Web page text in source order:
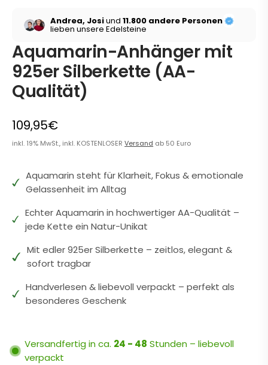
Andrea, Josiund11.800 andere Personen
lieben unsere Edelsteine
Aquamarin-Anhänger mit
925er Silberkette (AA-
Qualität)
109,95€
inkl. 19% MwSt., inkl. KOSTENLOSERVersand ab 50 Euro
Aquamarin steht für Klarheit, Fokus & emotionale
Gelassenheit im Alltag
Echter Aquamarin in hochwertiger AA-Qualität –
jede Kette ein Natur-Unikat
Mit edler 925er Silberkette – zeitlos, elegant &
sofort tragbar
Handverlesen & liebevoll verpackt – perfekt als
besonderes Geschenk
Versandfertig in ca. 24 - 48 Stunden – liebevoll
verpackt